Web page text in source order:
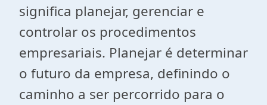
significa planejar, gerenciar e
controlar os procedimentos
empresariais. Planejar é determinar
o futuro da empresa, definindo o
caminho a ser percorrido para o